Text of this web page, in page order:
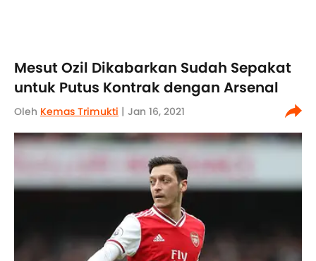
Mesut Ozil Dikabarkan Sudah Sepakat
untuk Putus Kontrak dengan Arsenal
Oleh Kemas Trimukti | Jan 16, 2021